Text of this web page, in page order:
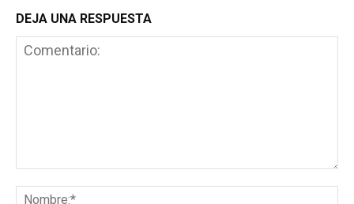
DEJA UNA RESPUESTA